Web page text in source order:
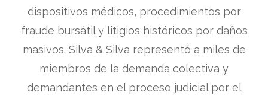
dispositivos médicos, procedimientos por
fraude bursátil y litigios históricos por daños
masivos. Silva & Silva representó a miles de
miembros de la demanda colectiva y
demandantes en el proceso judicial por el